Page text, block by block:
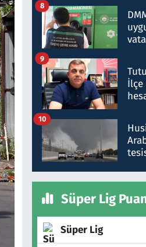
8
İlçe
9
10
Süper Lig
Süper Lig